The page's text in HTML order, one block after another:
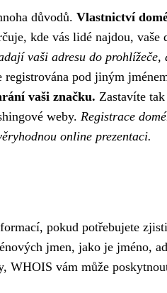
důvodů. Vlastnictví
kde vás lidé najdou, vaše
vaši adresu do
pod jiným
vaši značku. Zastavíte
weby. Registrace
online prezentaci.
pokud potřebujete
jmen, jako je jméno,
WHOIS vám může